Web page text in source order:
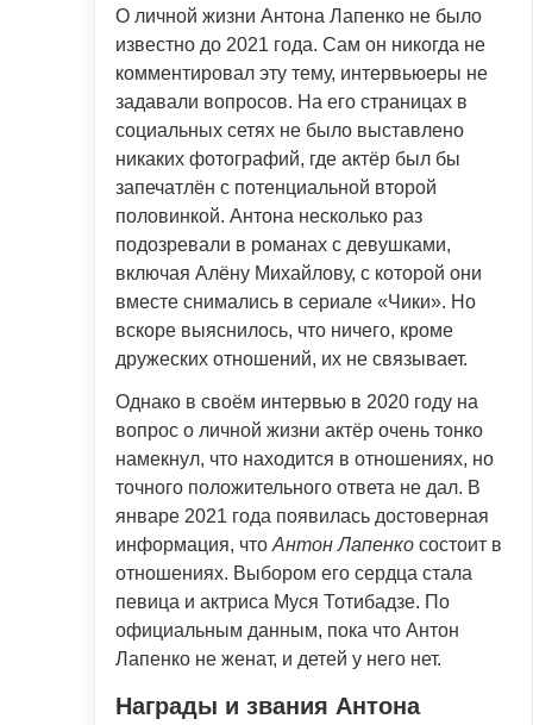
О личной жизни Антона Лапенко не было
известно до 2021 года. Сам он никогда не
комментировал эту тему, интервьюеры не
задавали вопросов. На его страницах в
социальных сетях не было выставлено
никаких фотографий, где актёр был бы
запечатлён с потенциальной второй
половинкой. Антона несколько раз
подозревали в романах с девушками,
включая Алёну Михайлову, с которой они
вместе снимались в сериале «Чики». Но
вскоре выяснилось, что ничего, кроме
дружеских отношений, их не связывает.
Однако в своём интервью в 2020 году на
вопрос о личной жизни актёр очень тонко
намекнул, что находится в отношениях, но
точного положительного ответа не дал. В
январе 2021 года появилась достоверная
информация, что Антон Лапенко состоит в
отношениях. Выбором его сердца стала
певица и актриса Муся Тотибадзе. По
официальным данным, пока что Антон
Лапенко не женат, и детей у него нет.
Награды и звания Антона